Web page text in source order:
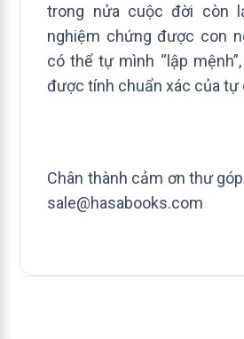
trong nửa cuộc đời còn
nghiệm chứng được con
có thể tự mình “lập
được tính chuẩn xác của tự
Chân thành cảm ơn thư
sale@hasabooks.com